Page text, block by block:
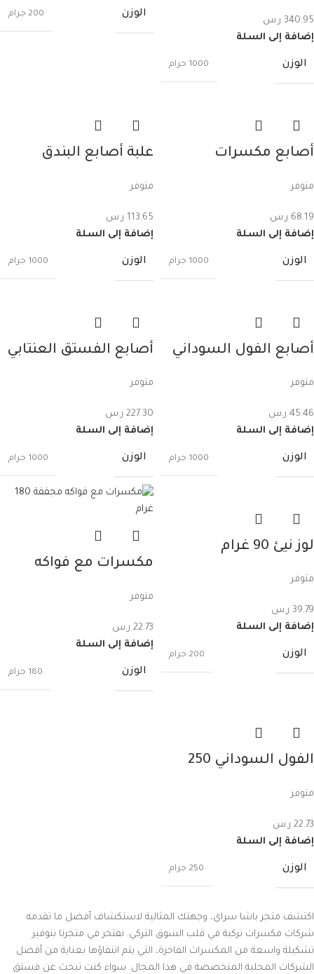
340.95 ر.س
إضافة إلى السلة
الوزن 1000 جرام
الوزن 200 جرام
أصابع مكسرات
20 قطعة
متوفر
68.19 ر.س
إضافة إلى السلة
الوزن 1000 جرام
علبة أصابع البندق
قطعة تادم
متوفر
113.65 ر.س
إضافة إلى السلة
الوزن 1000 جرام
أصابع الفول السوداني
قطعة
متوفر
45.46 ر.س
إضافة إلى السلة
الوزن 1000 جرام
أصابع الفستق العنتابي
قطعة
متوفر
227.30 ر.س
إضافة إلى السلة
الوزن 1000 جرام
لوز نيئ 90 غرام
متوفر
39.79 ر.س
إضافة إلى السلة
الوزن 200 جرام
مكسرات مع فواكه
متوفر
22.73 ر.س
إضافة إلى السلة
الوزن 180 جرام
الفول السوداني 250
متوفر
22.73 ر.س
إضافة إلى السلة
الوزن 250 جرام
اكتشف متجر باشا سراي، وجهتك المثالية لاستكشاف أفضل ما تقدمه
شركات مكسرات تركية في قلب السوق التركي. نفتخر في متجرنا بتوفير
تشكيلة واسعة من المكسرات الفاخرة، التي يتم انتقاؤها بعناية من أفضل
الشركات المحلية المتخصصة في هذا المجال. سواء كنت تبحث عن فستق